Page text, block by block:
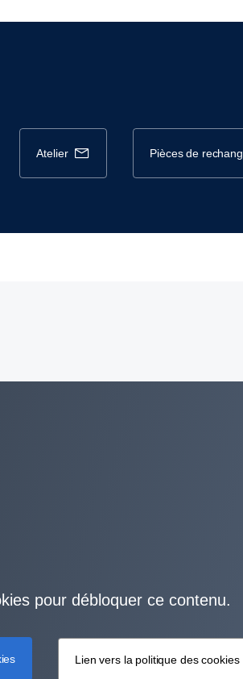
atelier pièces de
pour débloquer ce contenu.
Lien vers la politique des cookies